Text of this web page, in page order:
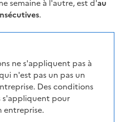
semaine à l'autre, est d'au
.
ne s'appliquent pas à
n'est pas un pas un
Des conditions
s'appliquent pour
entreprise.